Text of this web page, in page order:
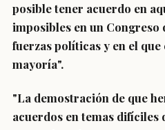
posible tener acuerdo en
imposibles en un Congreso
fuerzas políticas y en el
mayoría".
"La demostración de que
acuerdos en temas